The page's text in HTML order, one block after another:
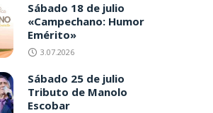
Sábado 18 de julio
«Campechano: Humor
Emérito»
3.07.2026
Sábado 25 de julio
Tributo de Manolo
Escobar